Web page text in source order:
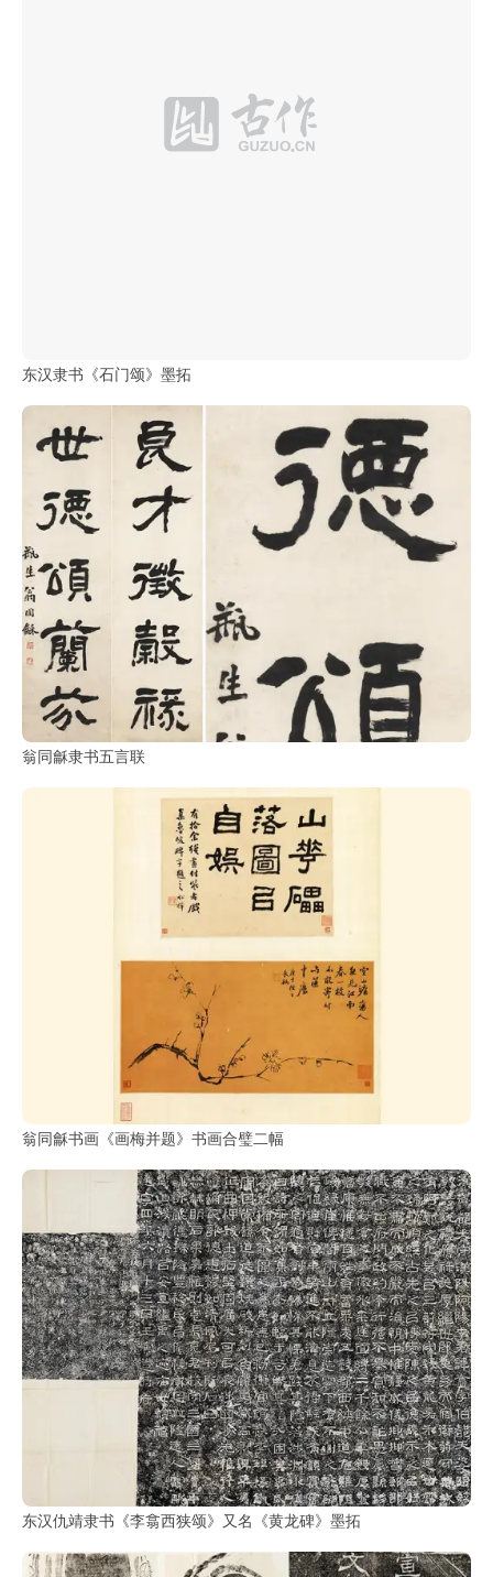
翁同龢隶书五言联
翁同龢书画《画梅并题》书画合璧二幅
东汉仇靖隶书《李翕西狭颂》又名《黄龙碑》墨拓